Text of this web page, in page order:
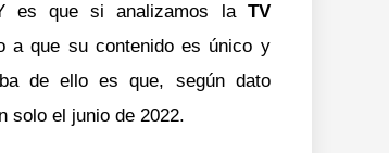
es que si analizamos la TV
a que su contenido es único y
de ello es que, según dato
solo el junio de 2022.